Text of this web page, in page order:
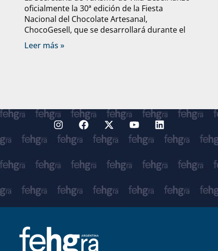
oficialmente la 30ª edición de la Fiesta
Nacional del Chocolate Artesanal,
ChocoGesell, que se desarrollará durante el
Leer más »